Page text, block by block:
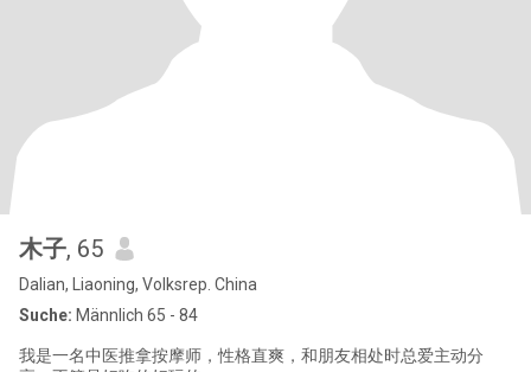
木子, 65
Dalian, Liaoning, Volksrep. China
Suche: Männlich 65 - 84
我是一名中医推拿按摩师，性格直爽，和朋友相处时总爱主动分